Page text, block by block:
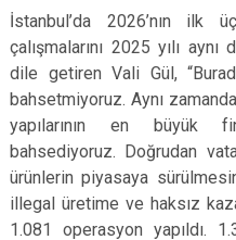
İstanbul’da 2026’nın ilk
çalışmalarını 2025 yılı
dile getiren Vali Gül,
bahsetmiyoruz. Aynı
yapılarının en büyük
bahsediyoruz. Doğrudan
ürünlerin piyasaya
illegal üretime ve haksız
1.081 operasyon yapıldı.